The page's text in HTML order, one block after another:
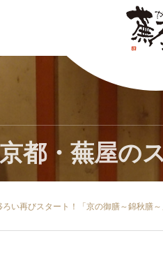
京都・蕪屋の
ろい再びスタート！「京の御膳～錦秋膳～